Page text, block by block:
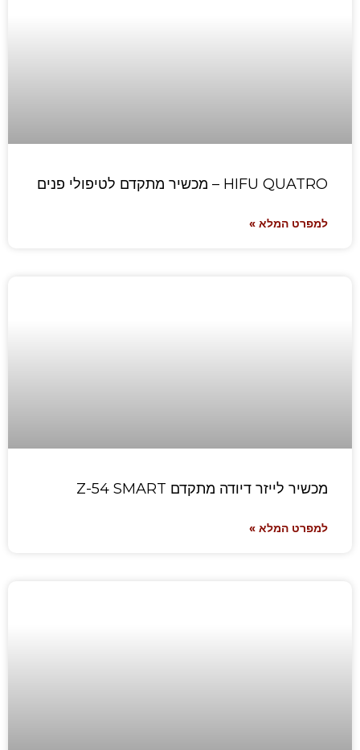
HIFU QUATRO – מכשיר מתקדם לטיפולי פנים
למפרט המלא »
מכשיר לייזר דיודה מתקדם Z-54 SMART
למפרט המלא »